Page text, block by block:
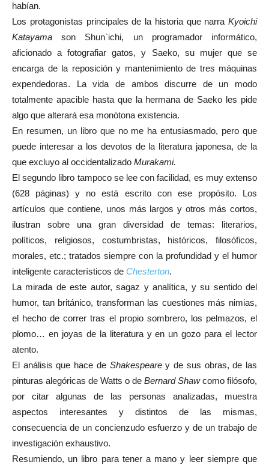
habían.
Los protagonistas principales de la historia que narra Kyoichi
Katayama son Shun`ichi, un programador informático,
aficionado a fotografiar gatos, y Saeko, su mujer que se
encarga de la reposición y mantenimiento de tres máquinas
expendedoras. La vida de ambos discurre de un modo
totalmente apacible hasta que la hermana de Saeko les pide
algo que alterará esa monótona existencia.
En resumen, un libro que no me ha entusiasmado, pero que
puede interesar a los devotos de la literatura japonesa, de la
que excluyo al occidentalizado Murakami.
El segundo libro tampoco se lee con facilidad, es muy extenso
(628 páginas) y no está escrito con ese propósito. Los
artículos que contiene, unos más largos y otros más cortos,
ilustran sobre una gran diversidad de temas: literarios,
políticos, religiosos, costumbristas, históricos, filosóficos,
morales, etc.; tratados siempre con la profundidad y el humor
inteligente característicos de Chesterton.
La mirada de este autor, sagaz y analítica, y su sentido del
humor, tan británico, transforman las cuestiones más nimias,
el hecho de correr tras el propio sombrero, los pelmazos, el
plomo… en joyas de la literatura y en un gozo para el lector
atento.
El análisis que hace de Shakespearey de sus obras, de las
pinturas alegóricas de Watts o de Bernard Shawcomo filósofo,
por citar algunas de las personas analizadas, muestra
aspectos interesantes y distintos de las mismas,
consecuencia de un concienzudo esfuerzo y de un trabajo de
investigación exhaustivo.
Resumiendo, un libro para tener a mano y leer siempre que